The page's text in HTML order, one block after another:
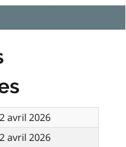
avril 2026
avril 2026